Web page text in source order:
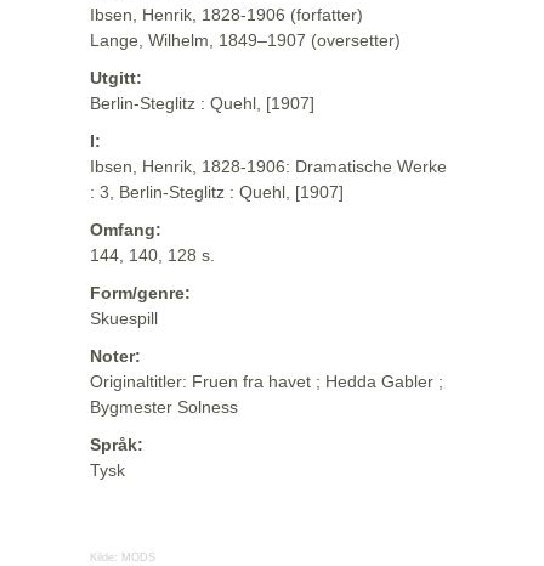
Ibsen, Henrik, 1828-1906 (forfatter)
Lange, Wilhelm, 1849–1907 (oversetter)
Utgitt:
Berlin-Steglitz : Quehl, [1907]
I:
Ibsen, Henrik, 1828-1906: Dramatische Werke
: 3, Berlin-Steglitz : Quehl, [1907]
Omfang:
144, 140, 128 s.
Form/genre:
Skuespill
Noter:
Originaltitler: Fruen fra havet ; Hedda Gabler ;
Bygmester Solness
Språk:
Tysk
Kilde: MODS